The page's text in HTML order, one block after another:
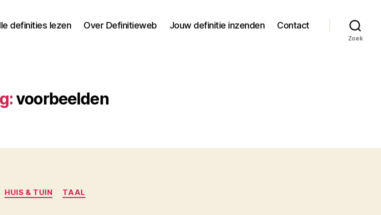
definities lezen Over Definitieweb Jouw definitie inzenden Contact
Zoek
voorbeelden
Categorieën
HUIS & TUIN TAAL